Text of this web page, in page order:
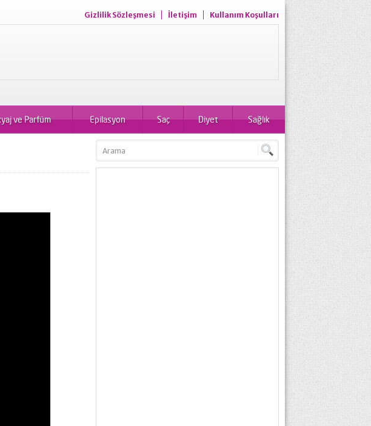
Gizlilik Sözleşmesi İletişim Kullanım Koşulları
ve Parfüm Epilasyon Saç Diyet Sağlık